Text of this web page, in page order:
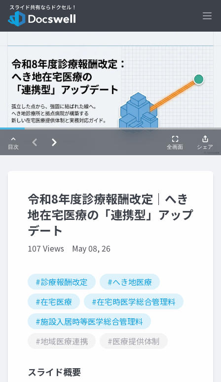
令和8年度診療報酬改定｜へき
地在宅医療の「連携型」アップ
デート
107 Views May 08, 26
#診療報酬改定
#へき地医療
#在宅医療
#在宅時医学総合管理料
#施設入居時等医学総合管理料
#地域医療連携
#医療提供体制
スライド概要